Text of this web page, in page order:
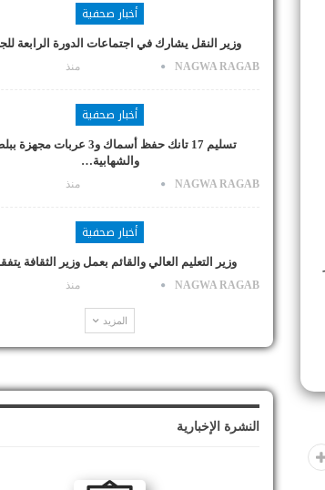
أخبار صحفية
وزير النقل يشارك في اجتماعات الدورة الرابعة
NAGWA RAGAB منذ
أخبار صحفية
تسليم 17 تانك حفظ أسماك و3 عربات
والشهابية…
NAGWA RAGAB منذ
أخبار صحفية
وزير التعليم العالي والقائم بعمل وزير الثقافة
NAGWA RAGAB منذ
المزيد
النشرة الإخبارية